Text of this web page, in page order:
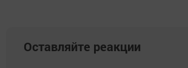
Оставляйте реакции